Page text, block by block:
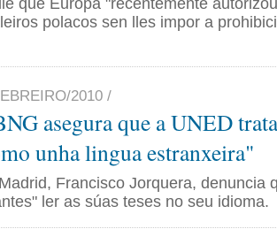
que Europa "recentemente
polacos sen lles impor a
2010 /
asegura que a UNED
unha lingua estranxeira"
Francisco Jorquera, denuncia
ler as súas teses no seu idioma.